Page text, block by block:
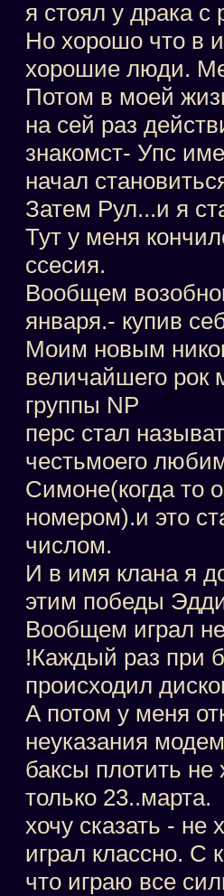
я стоял у драка с
Но хорошо что в
хорошие люди.
Потом в моей
на сей раз
знакомст- Упс
начал
Затем Рул...и я
Тут у меня
ссесия.
Вообщем
января.- купив
Моим новым
величайшего рок
группы NP
перс стал
честьмоего
Симоне(когда то
номером).и это
числом.
И в имя клана я
этим победы
Вообщем играл
!Каждый раз при
происходил
А потом у меня
неуказания
баксы плотить не
только 23..марта.
хочу сказать - не
играл классно. С
что играю все